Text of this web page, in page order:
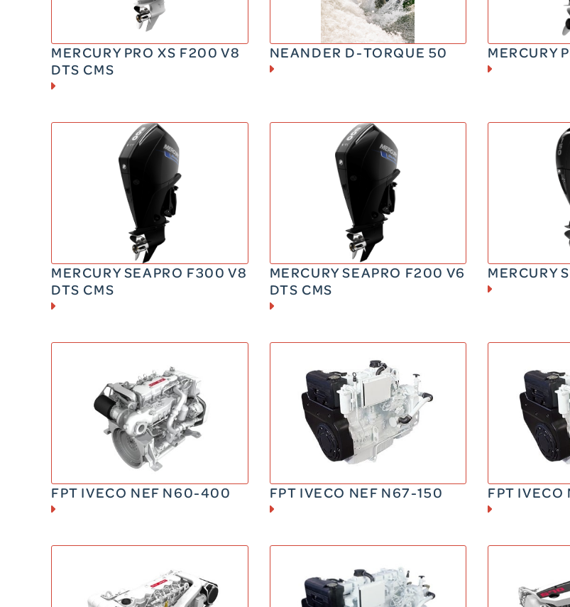
MERCURY PRO XS F200 V8
DTS CMS
NEANDER D-TORQUE 50 MERCURY
ESSENCE
300 CV
MERCURY SEAPRO F300 V8
DTS CMS
ESSENCE
200 CV
MERCURY SEAPRO F200 V6
DTS CMS
150 CV
MERCURY
DIESEL
270 – 400 CV
595 kg
FPT IVECO NEF N60-400
DIESEL
125-150 CV
530 kg
FPT IVECO NEF N67-150
DIESEL
150 –
530 kg
FPT
DIESEL
DIESEL
DIESEL